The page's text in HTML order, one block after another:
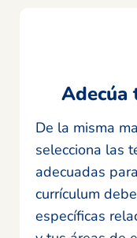
Adecúa
De la misma
selecciona las
adecuadas
currículum
específicas